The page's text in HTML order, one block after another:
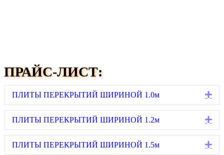
ПРАЙС-ЛИСТ:
ПЛИТЫ ПЕРЕКРЫТИЙ ШИРИНОЙ 1.0м
ПЛИТЫ ПЕРЕКРЫТИЙ ШИРИНОЙ 1.2м
ПЛИТЫ ПЕРЕКРЫТИЙ ШИРИНОЙ 1.5м